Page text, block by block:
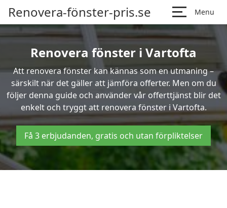
Renovera-fönster-pris.se Menu
Renovera fönster i Vartofta
Att renovera fönster kan kännas som en utmaning –
särskilt när det gäller att jämföra offerter. Men om du
följer denna guide och använder vår offerttjänst blir det
enkelt och tryggt att renovera fönster i Vartofta.
Få 3 erbjudanden, gratis och utan förpliktelser